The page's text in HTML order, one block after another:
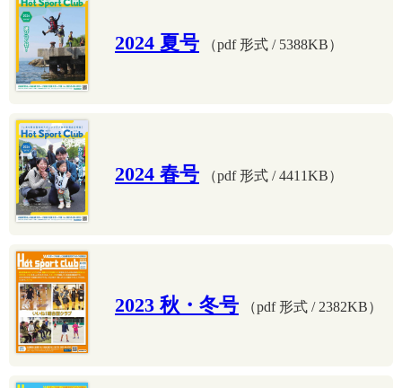
2024 夏号 （pdf 形式 / 5388KB）
2024 春号 （pdf 形式 / 4411KB）
2023 秋・冬号 （pdf 形式 / 2382KB）